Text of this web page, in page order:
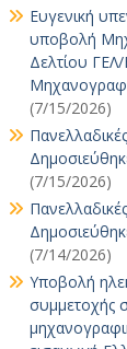
Ευγενική
υποβολή
Δελτίου
(7/15/2026)
(7/15/2026)
(7/14/2026)
Υποβολή
συμμετοχής